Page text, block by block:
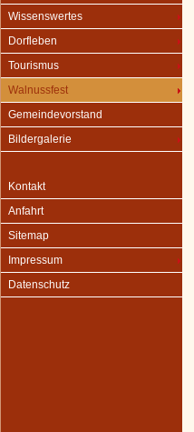
Wissenswertes
Dorfleben
Tourismus
Walnussfest
Gemeindevorstand
Bildergalerie
Kontakt
Anfahrt
Sitemap
Impressum
Datenschutz